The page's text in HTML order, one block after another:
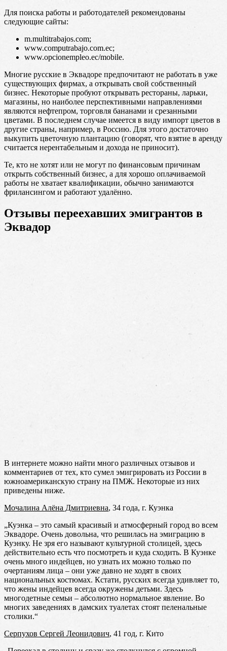
Для поиска работы и работодателей рекомендованы
следующие сайты:
m.multitrabajos.com;
www.computrabajo.com.ec;
www.opcionempleo.ec/mobile.
Многие русские в Эквадоре предпочитают не работать в уже
существующих фирмах, а открывать свой собственный
бизнес. Некоторые пробуют открывать рестораны, ларьки,
магазины, но наиболее перспективными направлениями
являются нефтепром, торговля бананами и срезанными
цветами. В последнем случае имеется в виду импорт цветов в
другие страны, например, в Россию. Для этого достаточно
выкупить цветочную плантацию (говорят, что взятие в аренду
считается нерентабельным и дохода не приносит).
Те, кто не хотят или не могут по финансовым причинам
открыть собственный бизнес, а для хорошо оплачиваемой
работы не хватает квалификации, обычно занимаются
фрилансингом и работают удалённо.
Отзывы переехавших эмигрантов в
Эквадор
В интернете можно найти много различных отзывов и
комментариев от тех, кто сумел эмигрировать из России в
южноамериканскую страну на ПМЖ. Некоторые из них
приведены ниже.
Мочалина Алёна Дмитриевна, 34 года, г. Куэнка
„Куэнка – это самый красивый и атмосферный город во всем
Эквадоре. Очень довольна, что решилась на эмиграцию в
Куэнку. Не зря его называют культурной столицей, здесь
действительно есть что посмотреть и куда сходить. В Куэнке
очень много индейцев, но узнать их можно только по
очертаниям лица – они уже давно не ходят в своих
национальных костюмах. Кстати, русских всегда удивляет то,
что жены индейцев всегда окружены детьми. Здесь
многодетные семьи – абсолютно нормальное явление. Во
многих заведениях в дамских туалетах стоят пеленальные
столики.“
Серпухов Сергей Леонидович, 41 год, г. Кито